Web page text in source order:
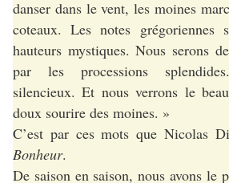
danser dans le vent, les moines
coteaux. Les notes grégoriennes
hauteurs mystiques. Nous serons
par les processions
silencieux. Et nous verrons le
doux sourire des moines. »
C’est par ces mots que Nicolas
Bonheur.
De saison en saison, nous avons le